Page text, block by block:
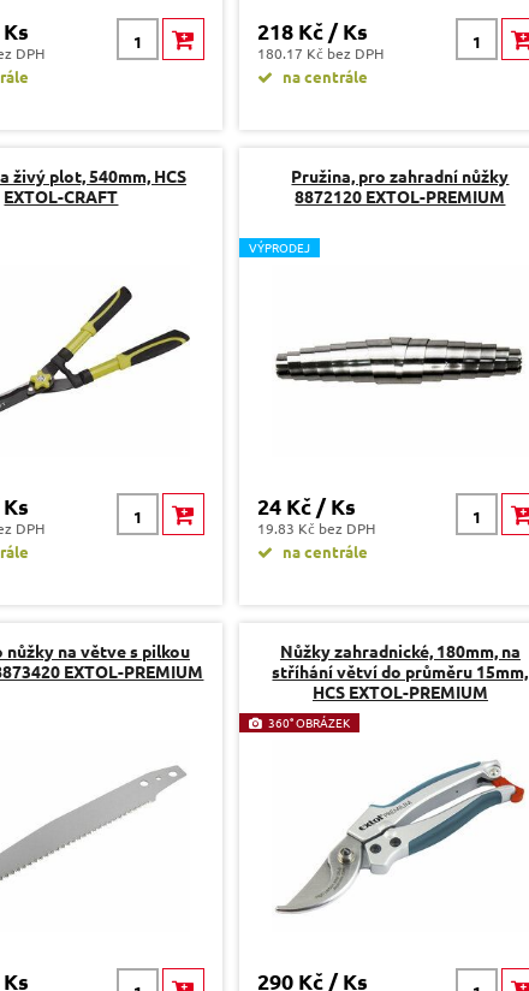
DPH
218 Kč / Ks
180.17 Kč bez DPH
na centrále
živý plot, 540mm, HCS
EXTOL-CRAFT
DPH
Pružina, pro zahradní nůžky
8872120 EXTOL-PREMIUM
VÝPRODEJ
24 Kč / Ks
19.83 Kč bez DPH
na centrále
nůžky na větve s pilkou
EXTOL-PREMIUM
Nůžky zahradnické, 180mm, na
stříhání větví do průměru 15mm,
HCS EXTOL-PREMIUM
360° OBRÁZEK
290 Kč / Ks